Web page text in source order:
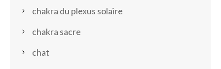
chakra du plexus solaire
chakra sacre
chat